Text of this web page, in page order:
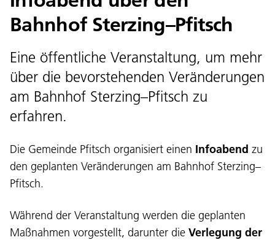
Bahnhof Sterzing–Pfitsch
Eine öffentliche Veranstaltung, um mehr
über die bevorstehenden Veränderungen
am Bahnhof Sterzing–Pfitsch zu
erfahren.
Die Gemeinde Pfitsch organisiert einen Infoabend zu
den geplanten Veränderungen am Bahnhof Sterzing–
Pfitsch.
Während der Veranstaltung werden die geplanten
Maßnahmen vorgestellt, darunter die Verlegung der